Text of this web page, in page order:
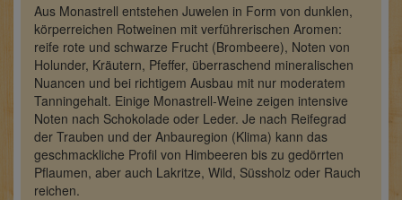
Aus Monastrell entstehen Juwelen in Form von dunklen,
körperreichen Rotweinen mit verführerischen Aromen:
reife rote und schwarze Frucht (Brombeere), Noten von
Holunder, Kräutern, Pfeffer, überraschend mineralischen
Nuancen und bei richtigem Ausbau mit nur moderatem
Tanningehalt. Einige Monastrell-Weine zeigen intensive
Noten nach Schokolade oder Leder. Je nach Reifegrad
der Trauben und der Anbauregion (Klima) kann das
geschmackliche Profil von Himbeeren bis zu gedörrten
Pflaumen, aber auch Lakritze, Wild, Süssholz oder Rauch
reichen.